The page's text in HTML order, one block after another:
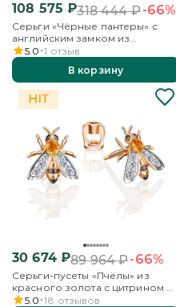
108 575 ₽318 444₽-66%
Серьги «Чёрные пантеры» с
английским замком из
красного золота с цитрином
5.0 1 отзыв
В корзину
30 674₽89 964₽-66%
Серьги-пусеты «Пчёлы» из
красного золота с цитрином и
бесцветными топазами
5.0 18 отзывов